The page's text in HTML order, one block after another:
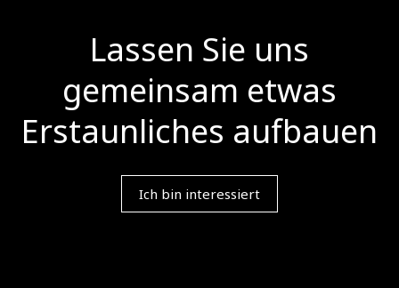
Lassen Sie uns
gemeinsam etwas
Erstaunliches aufbauen
Ich bin interessiert